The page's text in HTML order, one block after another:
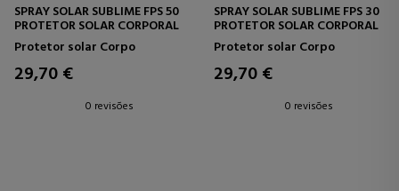
SPRAY SOLAR SUBLIME FPS 50
PROTETOR SOLAR CORPORAL
Protetor solar Corpo
29,70 €
0 revisões
SPRAY SOLAR SUBLIME FPS 30
PROTETOR SOLAR CORPORAL
Protetor solar Corpo
29,70 €
0 revisões